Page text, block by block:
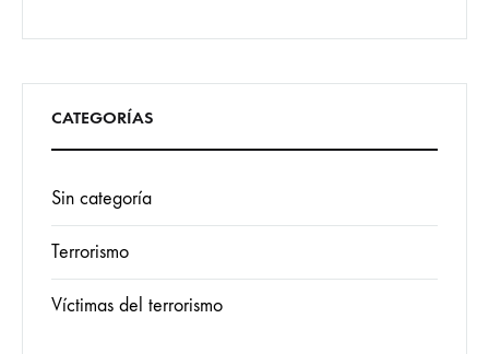
CATEGORÍAS
Sin categoría
Terrorismo
Víctimas del terrorismo